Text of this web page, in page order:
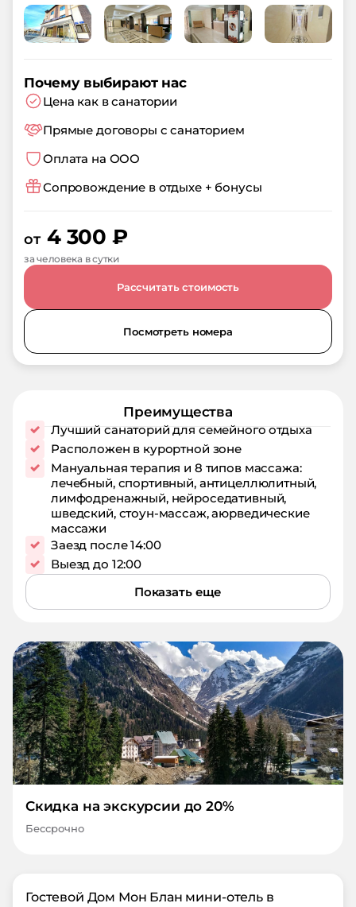
Почему выбирают нас
Цена как в санатории
Прямые договоры с санаторием
Оплата на ООО
Сопровождение в отдыхе + бонусы
от 4 300 ₽
за человека в сутки
Рассчитать стоимость
Посмотреть номера
Преимущества
Лучший санаторий для семейного отдыха
Расположен в курортной зоне
Мануальная терапия и 8 типов массажа:
лечебный, спортивный, антицеллюлитный,
лимфодренажный, нейроседативный,
шведский, стоун-массаж, аюрведические
массажи
Заезд после 14:00
Выезд до 12:00
Показать еще
Скидка на экскурсии до 20%
Бессрочно
Гостевой Дом Мон Блан мини-отель в